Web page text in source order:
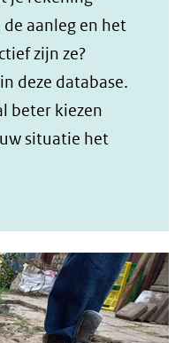
aanleg en het
zijn ze?
deze database.
beter kiezen
situatie het